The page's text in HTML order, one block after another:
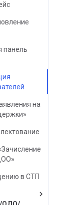
панель
на
в СТП
keyboard_arrow_right